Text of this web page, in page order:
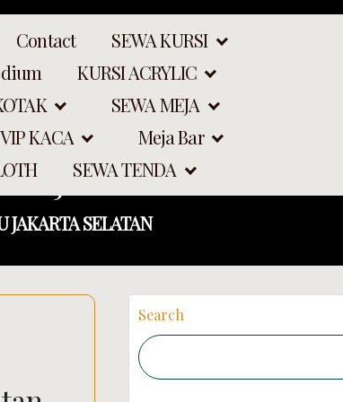
Contact
SEWA KURSI
KURSI ACRYLIC
SEWA MEJA
KACA
Meja Bar
SEWA TENDA
JAKARTA SELATAN
JAKARTA SELATAN
Search